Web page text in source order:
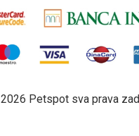
2026 Petspot sva prava